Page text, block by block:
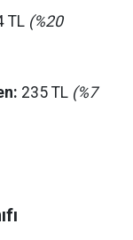
TL (%20
235 TL (%7